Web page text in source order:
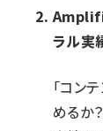
ラル実
「コン
めるか